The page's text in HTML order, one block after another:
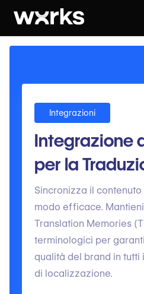
Integrazioni
Integrazione
per la
Sincronizza il
modo efficace.
Translation Memories
terminologici per
qualità del brand in tutti
di localizzazione.